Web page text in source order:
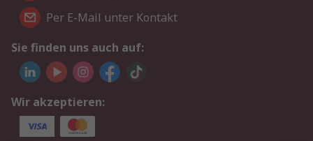
Per E-Mail unter Kontakt
Sie finden uns auch auf:
Wir akzeptieren: